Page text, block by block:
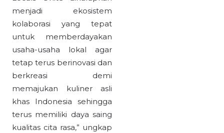
menjadi ekosistem
kolaborasi yang tepat
untuk memberdayakan
usaha-usaha lokal agar
tetap terus berinovasi dan
berkreasi demi
memajukan kuliner asli
khas Indonesia sehingga
terus memiliki daya saing
kualitas cita rasa,” ungkap